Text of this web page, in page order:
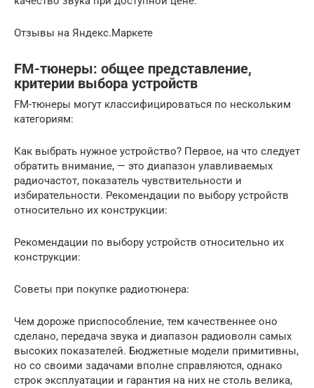
Отзывы на Яндекс.Маркете
FM-тюнеры: общее представление,
критерии выбора устройств
FM-тюнеры могут классифицироваться по нескольким
категориям:
Как выбрать нужное устройство? Первое, на что следует
обратить внимание, — это диапазон улавливаемых
радиочастот, показатель чувствительности и
избирательности. Рекомендации по выбору устройств
относительно их конструкции:
Рекомендации по выбору устройств относительно их
конструкции:
Советы при покупке радиотюнера:
Чем дороже приспособление, тем качественнее оно
сделано, передача звука и диапазон радиоволн самых
высоких показателей. Бюджетные модели примитивны,
но со своими задачами вполне справляются, однако
строк эксплуатации и гарантия на них не столь велика,